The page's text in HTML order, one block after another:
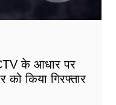
के आधार पर
किया गिरफ्तार